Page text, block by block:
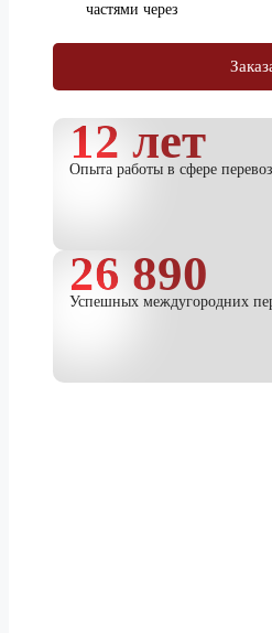
частями через
12 лет
Опыта работы в сфере
26 890
Успешных междугородних